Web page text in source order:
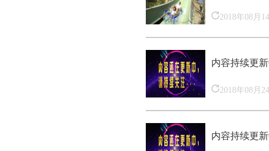
2018年08月
内容持续更
2018年08月
内容持续更